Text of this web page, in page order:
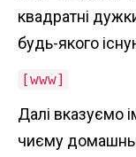
квадратні
будь-якого
[www]
Далі вказуємо
чиєму